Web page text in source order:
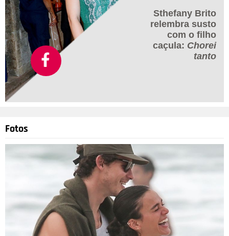
Sthefany Brito
relembra susto
com o filho
caçula: Chorei
tanto
Fotos